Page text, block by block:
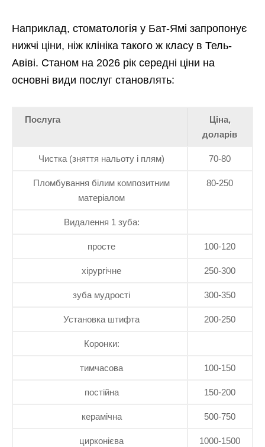
Наприклад, стоматологія у Бат-Ямі запропонує
нижчі ціни, ніж клініка такого ж класу в Тель-
Авіві. Станом на 2026 рік середні ціни на
основні види послуг становлять:
Послуга
Ціна,
доларів
Чистка (зняття нальоту і плям) 70-80
Пломбування білим композитним
матеріалом
80-250
Видалення 1 зуба:
просте 100-120
хірургічне 250-300
зуба мудрості 300-350
Установка штифта 200-250
Коронки:
тимчасова 100-150
постійна 150-200
керамічна 500-750
цирконієва 1000-1500